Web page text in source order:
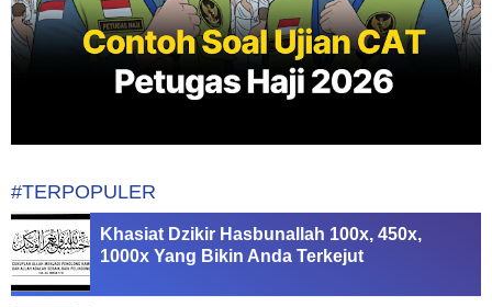
#TERPOPULER
Khasiat Dzikir Hasbunallah 100x, 450x,
1000x Yang Bikin Anda Terkejut